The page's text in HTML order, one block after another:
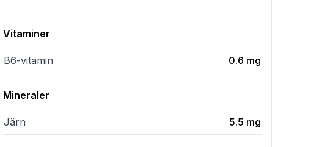
Vitaminer
B6-vitamin 0.6 mg
Mineraler
Järn 5.5 mg